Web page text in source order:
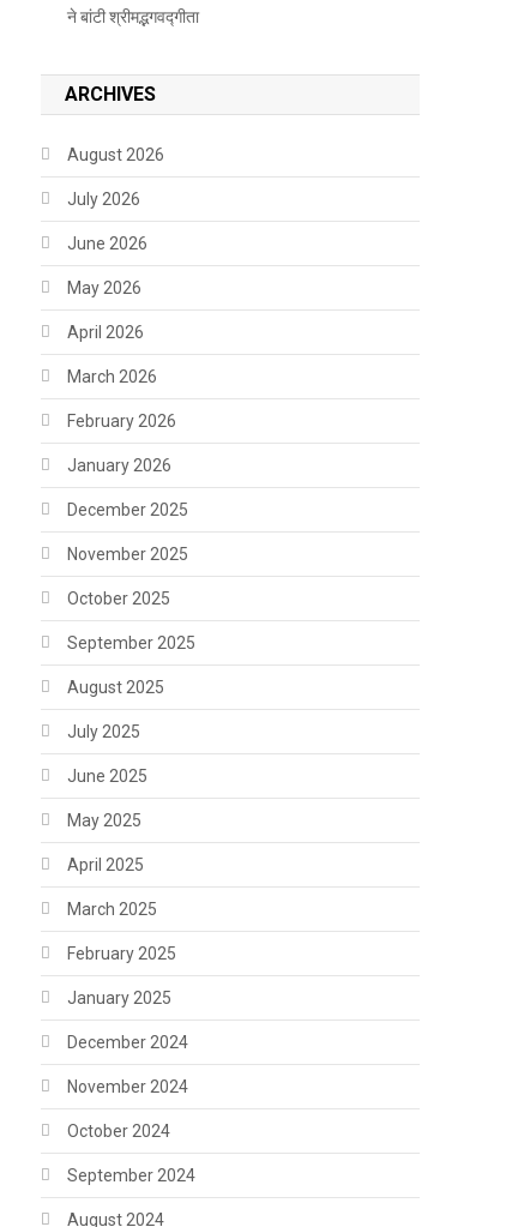
ने बांटी श्रीमद्भगवद्गीता
ARCHIVES
August 2026
July 2026
June 2026
May 2026
April 2026
March 2026
February 2026
January 2026
December 2025
November 2025
October 2025
September 2025
August 2025
July 2025
June 2025
May 2025
April 2025
March 2025
February 2025
January 2025
December 2024
November 2024
October 2024
September 2024
August 2024